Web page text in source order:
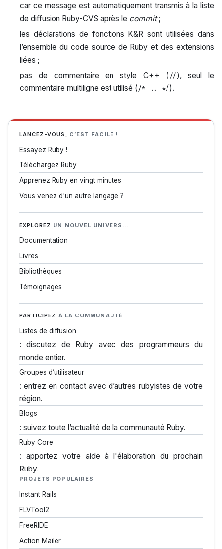
car ce message est automatiquement transmis à la liste
de diffusion Ruby-CVS après le commit;
les déclarations de fonctions K&R sont utilisées dans
l’ensemble du code source de Ruby et des extensions
liées ;
pas de commentaire en style C++ ( //), seul le
commentaire multiligne est utilisé (/* .. */).
LANCEZ-VOUS, C’EST FACILE !
Essayez Ruby !
Téléchargez Ruby
Apprenez Ruby en vingt minutes
Vous venez d'un autre langage ?
EXPLOREZ UN NOUVEL UNIVERS…
Documentation
Livres
Bibliothèques
Témoignages
PARTICIPEZ À LA COMMUNAUTÉ
Listes de diffusion
: discutez de Ruby avec des programmeurs du
monde entier.
Groupes d’utilisateur
: entrez en contact avec d’autres rubyistes de votre
région.
Blogs
: suivez toute l’actualité de la communauté Ruby.
Ruby Core
: apportez votre aide à l'élaboration du prochain
Ruby.
PROJETS POPULAIRES
Instant Rails
FLVTool2
FreeRIDE
Action Mailer